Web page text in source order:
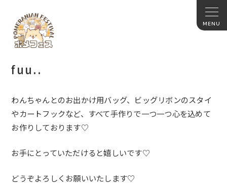
fuu..
わんちゃんとのお出かけ用バッグ、 ビッグリボンのスタイ
やカートフックなど、 すべて手作りで一つ一つ心を込めて
お作りしております♡
お手にとっていただけると嬉しいです♡
どうぞよろしくお願いいたします♡